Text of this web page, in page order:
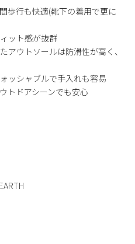
9 10 11
12
16 17
23 24 25
26
示
歩行も快適(靴下の着用で更に
ット感が抜群
アウトソールは防滑性が高く、
ッシャブルで手入れも容易
トドアシーンでも安心